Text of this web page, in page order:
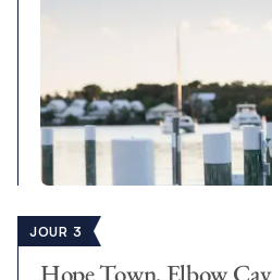
JOUR 3